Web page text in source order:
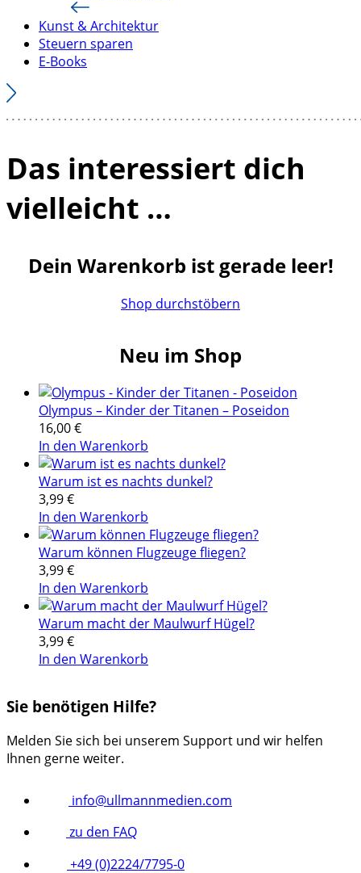
Kunst & Architektur
Steuern sparen
E-Books
Das interessiert dich
vielleicht …
Dein Warenkorb ist gerade leer!
Shop durchstöbern
Neu im Shop
Olympus – Kinder der Titanen – Poseidon
16,00€
In den Warenkorb
Warum ist es nachts dunkel?
3,99€
In den Warenkorb
Warum können Flugzeuge fliegen?
3,99€
In den Warenkorb
Warum macht der Maulwurf Hügel?
3,99€
In den Warenkorb
Sie benötigen Hilfe?
Melden Sie sich bei unserem Support und wir helfen
Ihnen gerne weiter.
info@ullmannmedien.com
zu den FAQ
+49 (0)2224/7795-0